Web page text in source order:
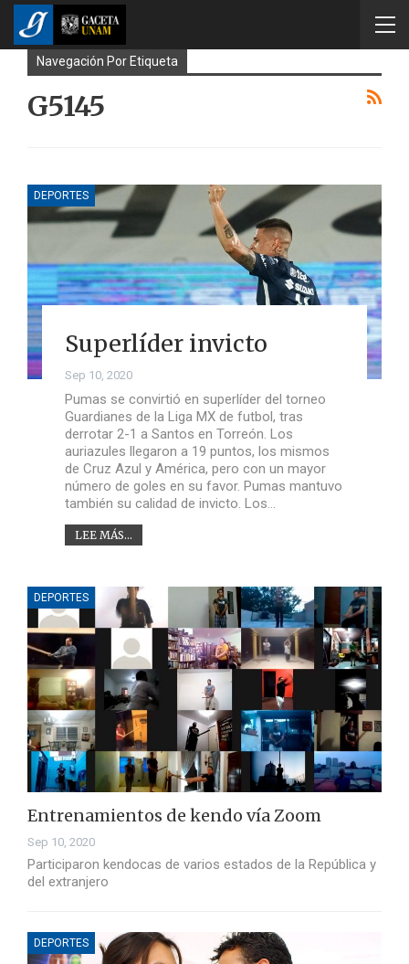
Navegación Por Etiqueta
G5145
DEPORTES
Superlíder invicto
Sep 10, 2020
Pumas se convirtió en superlíder del torneo
Guardianes de la Liga MX de futbol, tras
derrotar 2-1 a Santos en Torreón. Los
auriazules llegaron a 19 puntos, los mismos
de Cruz Azul y América, pero con un mayor
número de goles en su favor. Pumas mantuvo
también su calidad de invicto. Los…
LEE MÁS...
DEPORTES
Entrenamientos de kendo vía Zoom
Sep 10, 2020
Participaron kendocas de varios estados de la República y
del extranjero
DEPORTES